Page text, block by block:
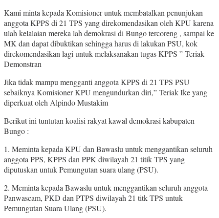
Kami minta kepada Komisioner untuk membatalkan penunjukan
anggota KPPS di 21 TPS yang direkomendasikan oleh KPU karena
ulah kelalaian mereka lah demokrasi di Bungo tercoreng , sampai ke
MK dan dapat dibuktikan sehingga harus di lakukan PSU, kok
direkomendasikan lagi untuk melaksanakan tugas KPPS ” Teriak
Demonstran
Jika tidak mampu mengganti anggota KPPS di 21 TPS PSU
sebaiknya Komisioner KPU mengundurkan diri,” Teriak Ike yang
diperkuat oleh Alpindo Mustakim
Berikut ini tuntutan koalisi rakyat kawal demokrasi kabupaten
Bungo :
1. Meminta kepada KPU dan Bawaslu untuk menggantikan seluruh
anggota PPS, KPPS dan PPK diwilayah 21 titik TPS yang
diputuskan untuk Pemungutan suara ulang (PSU).
2. Meminta kepada Bawaslu untuk menggantikan seluruh anggota
Panwascam, PKD dan PTPS diwilayah 21 titk TPS untuk
Pemungutan Suara Ulang (PSU).